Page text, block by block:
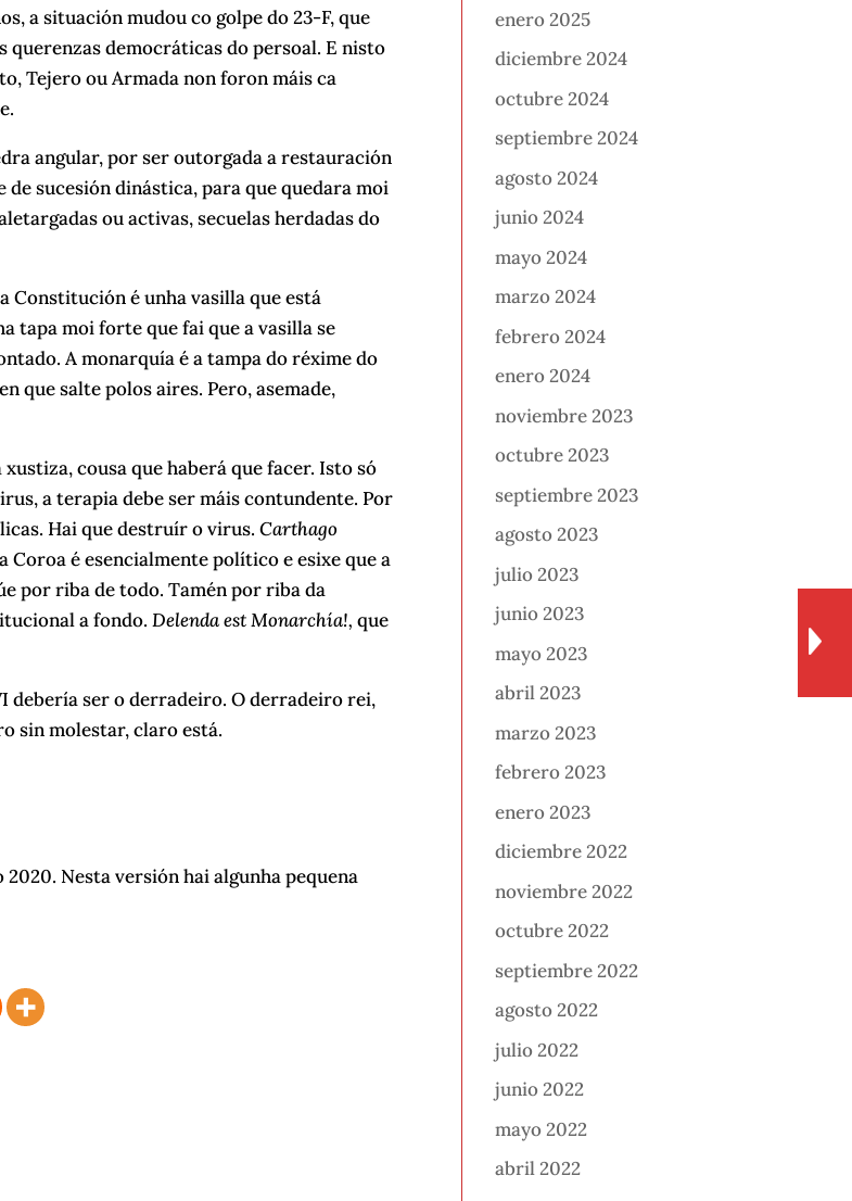
a situación mudou co golpe do 23-F, que
democráticas do persoal. E nisto
Tejero ou Armada non foron máis ca
angular, por ser outorgada a restauración
sucesión dinástica, para que quedara moi
ou activas, secuelas herdadas do
Constitución é unha vasilla que está
tapa moi forte que fai que a vasilla se
A monarquía é a tampa do réxime do
que salte polos aires. Pero, asemade,
cousa que haberá que facer. Isto só
a terapia debe ser máis contundente. Por
Hai que destruír o virus.Carthago
é esencialmente político e esixe que a
por riba de todo. Tamén por riba da
a fondo.Delenda est Monarchía!, que
debería ser o derradeiro. O derradeiro rei,
sin molestar, claro está.
Nesta versión hai algunha pequena
enero 2025
diciembre 2024
octubre 2024
septiembre 2024
agosto 2024
junio 2024
mayo 2024
marzo 2024
febrero 2024
enero 2024
noviembre 2023
octubre 2023
septiembre 2023
agosto 2023
julio 2023
junio 2023
mayo 2023
abril 2023
marzo 2023
febrero 2023
enero 2023
diciembre 2022
noviembre 2022
octubre 2022
septiembre 2022
agosto 2022
julio 2022
junio 2022
mayo 2022
abril 2022